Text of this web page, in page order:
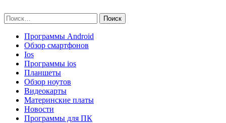
to
content
Найти:
Программы Android
Обзор смартфонов
Ios
Программы ios
Планшеты
Обзор ноутов
Видеокарты
Материнские платы
Новости
Программы для ПК